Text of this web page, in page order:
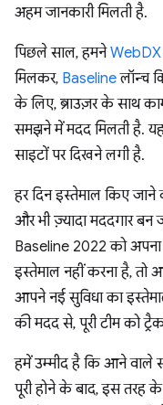
अहम जानकारी मिलती है.
पिछले साल, हमनेWebDX
मिलकर, Baselineलॉन्च
के लिए, ब्राउज़र के साथ
समझने में मदद मिलती है.
साइटों पर दिखने लगी है.
हर दिन इस्तेमाल किए
और भी ज़्यादा मददगार
Baseline 2022 को
इस्तेमाल नहीं करना है,
आपने नई सुविधा का
की मदद से, पूरी टीम को
हमें उम्मीद है कि आने वाले
पूरी होने के बाद, इस तरह